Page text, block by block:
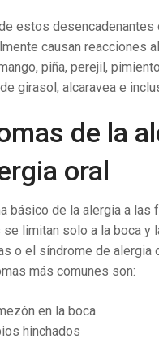
estos desencadenantes
causan reacciones
piña, perejil,
girasol, alcaravea e
de la
oral
básico de la alergia a
limitan solo a la boca y
o el síndrome de alergia
más comunes son:
en la boca
hinchados